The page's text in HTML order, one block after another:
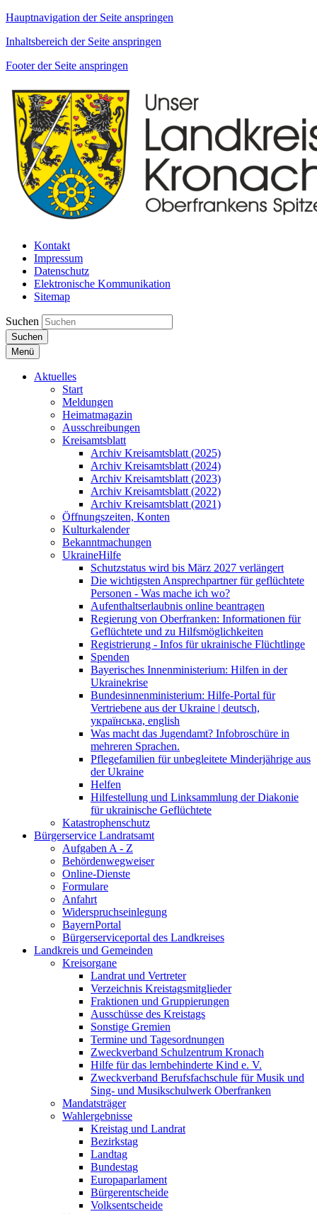
Hauptnavigation der Seite anspringen
Inhaltsbereich der Seite anspringen
Footer der Seite anspringen
Kontakt
Impressum
Datenschutz
Elektronische Kommunikation
Sitemap
Suchen
Suchen
Menü
Aktuelles
Start
Meldungen
Heimatmagazin
Ausschreibungen
Kreisamtsblatt
Archiv Kreisamtsblatt (2025)
Archiv Kreisamtsblatt (2024)
Archiv Kreisamtsblatt (2023)
Archiv Kreisamtsblatt (2022)
Archiv Kreisamtsblatt (2021)
Öffnungszeiten, Konten
Kulturkalender
Bekanntmachungen
UkraineHilfe
Schutzstatus wird bis März 2027 verlängert
Die wichtigsten Ansprechpartner für geflüchtete
Personen - Was mache ich wo?
Aufenthaltserlaubnis online beantragen
Regierung von Oberfranken: Informationen für
Geflüchtete und zu Hilfsmöglichkeiten
Registrierung - Infos für ukrainische Flüchtlinge
Spenden
Bayerisches Innenministerium: Hilfen in der
Ukrainekrise
Bundesinnenministerium: Hilfe-Portal für
Vertriebene aus der Ukraine | deutsch,
українська, english
Was macht das Jugendamt? Infobroschüre in
mehreren Sprachen.
Pflegefamilien für unbegleitete Minderjährige aus
der Ukraine
Helfen
Hilfestellung und Linksammlung der Diakonie
für ukrainische Geflüchtete
Katastrophenschutz
Bürgerservice Landratsamt
Aufgaben A - Z
Behördenwegweiser
Online-Dienste
Formulare
Anfahrt
Widerspruchseinlegung
BayernPortal
Bürgerserviceportal des Landkreises
Landkreis und Gemeinden
Kreisorgane
Landrat und Vertreter
Verzeichnis Kreistagsmitglieder
Fraktionen und Gruppierungen
Ausschüsse des Kreistags
Sonstige Gremien
Termine und Tagesordnungen
Zweckverband Schulzentrum Kronach
Hilfe für das lernbehinderte Kind e. V.
Zweckverband Berufsfachschule für Musik und
Sing- und Musikschulwerk Oberfranken
Mandatsträger
Wahlergebnisse
Kreistag und Landrat
Bezirkstag
Landtag
Bundestag
Europaparlament
Bürgerentscheide
Volksentscheide